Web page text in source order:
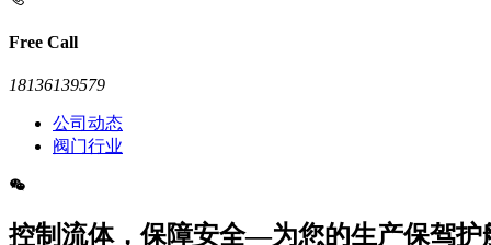
Free Call
18136139579
公司动态
阀门行业
控制流体，保障安全—为您的生产保驾护